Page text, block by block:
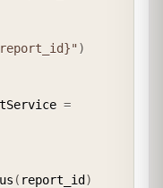
)
=
( report_id )